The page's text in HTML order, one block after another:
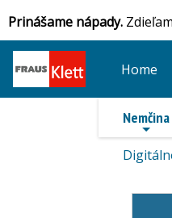
Prinášame nápady.
Home
Nemčina